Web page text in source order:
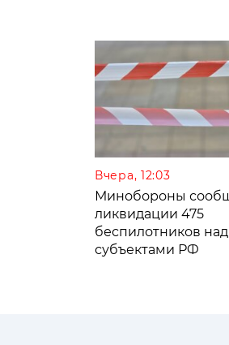
Вчера, 12:03
Минобороны
ликвидации 475
беспилотников над
субъектами РФ